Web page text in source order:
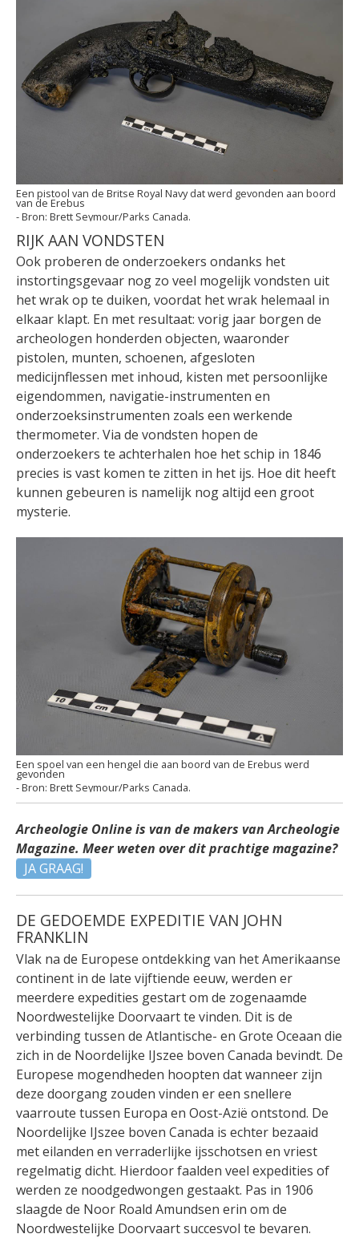
Een pistool van de Britse Royal Navy dat werd gevonden aan boord
van de Erebus
Brett Seymour/Parks Canada.
RIJK AAN VONDSTEN
Ook proberen de onderzoekers ondanks het
instortingsgevaar nog zo veel mogelijk vondsten uit
het wrak op te duiken, voordat het wrak helemaal in
elkaar klapt. En met resultaat: vorig jaar borgen de
archeologen honderden objecten, waaronder
pistolen, munten, schoenen, afgesloten
medicijnflessen met inhoud, kisten met persoonlijke
eigendommen, navigatie-instrumenten en
onderzoeksinstrumenten zoals een werkende
thermometer. Via de vondsten hopen de
onderzoekers te achterhalen hoe het schip in 1846
precies is vast komen te zitten in het ijs. Hoe dit heeft
kunnen gebeuren is namelijk nog altijd een groot
mysterie.
Een spoel van een hengel die aan boord van de Erebus werd
gevonden
Brett Seymour/Parks Canada.
Archeologie Online is van de makers van Archeologie
Magazine. Meer weten over dit prachtige magazine?
JA GRAAG!
DE GEDOEMDE EXPEDITIE VAN JOHN
FRANKLIN
Vlak na de Europese ontdekking van het Amerikaanse
continent in de late vijftiende eeuw, werden er
meerdere expedities gestart om de zogenaamde
Noordwestelijke Doorvaart te vinden. Dit is de
verbinding tussen de Atlantische- en Grote Oceaan die
zich in de Noordelijke IJszee boven Canada bevindt. De
Europese mogendheden hoopten dat wanneer zijn
deze doorgang zouden vinden er een snellere
vaarroute tussen Europa en Oost-Azië ontstond. De
Noordelijke IJszee boven Canada is echter bezaaid
met eilanden en verraderlijke ijsschotsen en vriest
regelmatig dicht. Hierdoor faalden veel expedities of
werden ze noodgedwongen gestaakt. Pas in 1906
slaagde de Noor Roald Amundsen erin om de
Noordwestelijke Doorvaart succesvol te bevaren.